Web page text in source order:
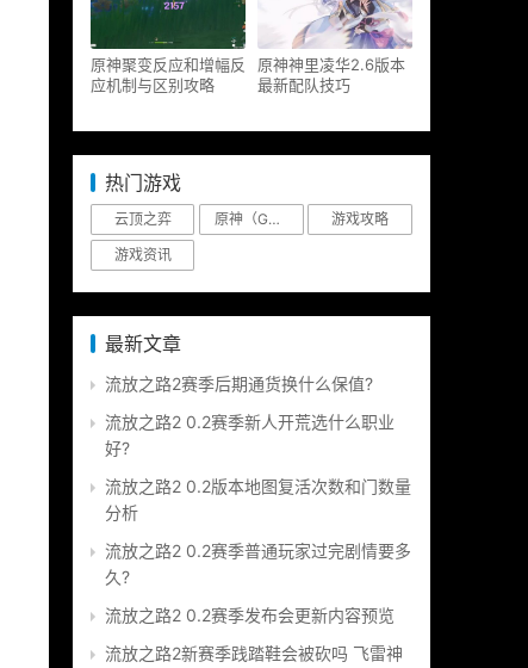
原神聚变反应和增幅反
应机制与区别攻略
原神神里凌华2.6版本
最新配队技巧
热门游戏
云顶之弈 原神（Genshin Impact）
游戏攻略
游戏资讯
最新文章
流放之路2赛季后期通货换什么保值?
流放之路2 0.2赛季新人开荒选什么职业
好?
流放之路2 0.2版本地图复活次数和门数量
分析
流放之路2 0.2赛季普通玩家过完剧情要多
久?
流放之路2 0.2赛季发布会更新内容预览
流放之路2新赛季践踏鞋会被砍吗 飞雷神